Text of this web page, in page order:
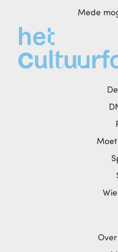
Mede
Moet